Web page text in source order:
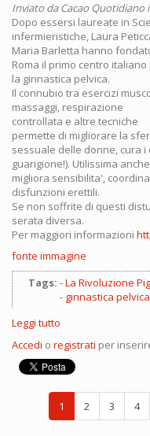
Inviato daCacao Quotidiano
Dopo essersi laureate in
infermieristiche, Laura
Maria Barletta hanno
Roma il primo centro italiano
la ginnastica pelvica.
Il connubio tra esercizi
massaggi, respirazione
controllata e altre tecniche
permette di migliorare la
sessuale delle donne, cura
guarigione!). Utilissima
migliora sensibilita',
disfunzioni erettili.
Se non soffrite di questi
serata diversa.
Per maggiori informazioni
fonte immagine
Tags:
La Rivoluzione
ginnastica pelvica
Leggi tutto
Gym
a
Roma
Accedi o registrati per
1 2 3 4